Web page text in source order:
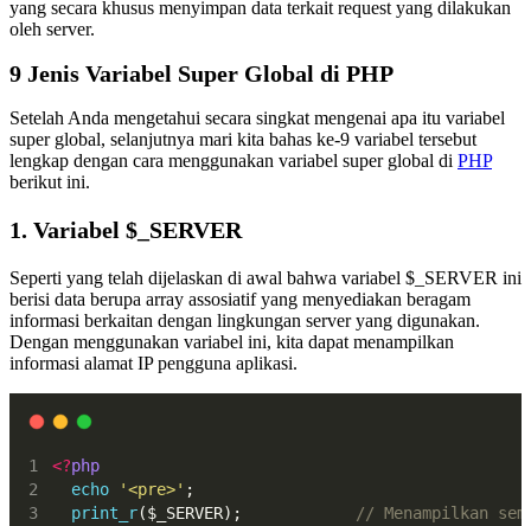
yang secara khusus menyimpan data terkait request yang dilakukan
oleh server.
9 Jenis Variabel Super Global di PHP
Setelah Anda mengetahui secara singkat mengenai apa itu variabel
super global, selanjutnya mari kita bahas ke-9 variabel tersebut
lengkap dengan cara menggunakan variabel super global di PHP
berikut ini.
1. Variabel $_SERVER
Seperti yang telah dijelaskan di awal bahwa variabel $_SERVER ini
berisi data berupa array assosiatif yang menyediakan beragam
informasi berkaitan dengan lingkungan server yang digunakan.
Dengan menggunakan variabel ini, kita dapat menampilkan
informasi alamat IP pengguna aplikasi.
<?php
echo
'<pre>' ;
print_r
// Menampilkan